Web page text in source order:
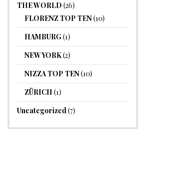
THE WORLD (26)
FLORENZ TOP TEN(10)
HAMBURG(1)
NEW YORK(2)
NIZZA TOP TEN(10)
ZÜRICH (1)
Uncategorized(7)